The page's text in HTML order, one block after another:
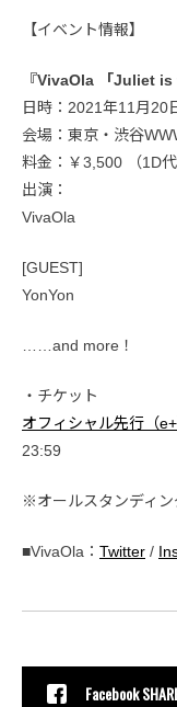
【イベント情報】
『VivaOla 「Juliet
日時：2021年11月20
会場：東京・渋谷
料金：￥3,500 （1D代
出演：
VivaOla
[GUEST]
YonYon
……and more！
・チケット
オフィシャル先行（e+
23:59
※オールスタンディン
■VivaOla： Twitter /
Facebook